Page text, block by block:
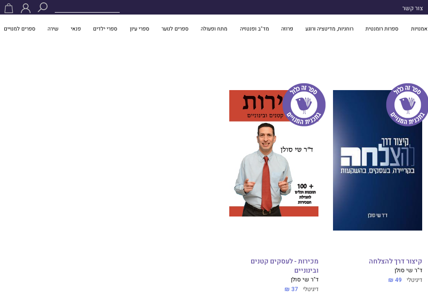
צור קשר
אמנויות ספרות רומנטית רוחניות, מדיטציה ורוגע פרוזה מד"ב ופנטזיה מתח ופעולה ספרים לנוער ספרי עיון ספרי ילדים פנאי שירה ספרים למנויים
קיצור דרך להצלחה
ד"ר שי סולן
דיגיטלי 49 ₪
מכירות - לעסקים קטנים
ובינוניים
ד"ר שי סולן
דיגיטלי 37 ₪